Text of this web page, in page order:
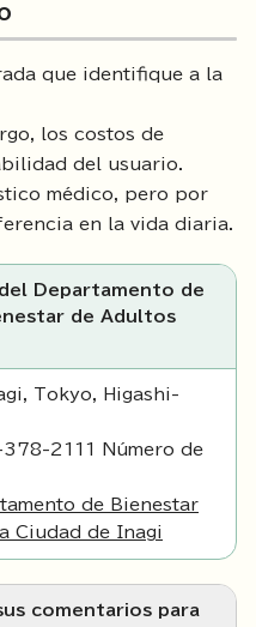
que identifique a la
los costos de
del usuario.
médico, pero por
en la vida diaria.
Departamento de
de Adultos
Tokyo, Higashi-
2111 Número de
de Bienestar
Ciudad de Inagi
comentarios para